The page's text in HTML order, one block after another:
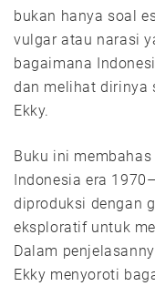
bukan hanya soal
vulgar atau narasi
bagaimana
dan melihat dirinya
Ekky.
Buku ini
Indonesia era
diproduksi dengan
eksploratif untuk
Dalam
Ekky menyoroti